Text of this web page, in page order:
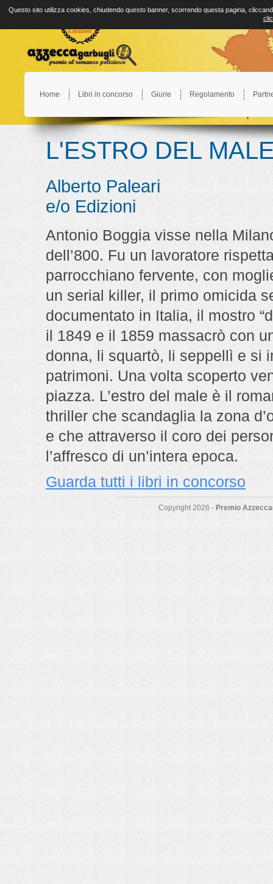
Home Libri in concorso Giurie Regolamento
L'ESTRO DEL
Alberto Paleari
e/o Edizioni
Antonio Boggia visse nella
dell’800. Fu un lavoratore
parrocchiano fervente, con
un serial killer, il primo omicida
documentato in Italia, il mostro
il 1849 e il 1859 massacrò con
donna, li squartò, li seppellì e si
patrimoni. Una volta scoperto
piazza. L’estro del male è il
thriller che scandaglia la zona
e che attraverso il coro dei
l’affresco di un’intera epoca.
Guarda tutti i libri in concorso
Copyright 2026 - Premio
Questo sito utilizza cookies, chiudendo questo banner, scorrendo questa pagina,